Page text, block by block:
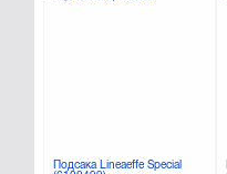
Подсака Lineaeffe Special